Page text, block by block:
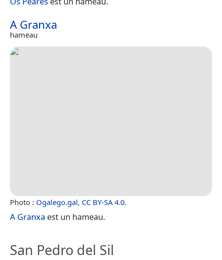
A Granxa
hameau
Photo : Ogalego.gal, CC BY-SA 4.0.
A Granxa est un hameau.
San Pedro del Sil